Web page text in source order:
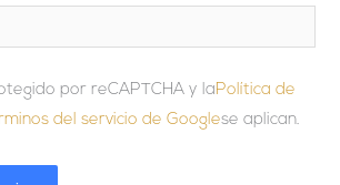
por reCAPTCHA y laPolítica de
del servicio de Googlese aplican.